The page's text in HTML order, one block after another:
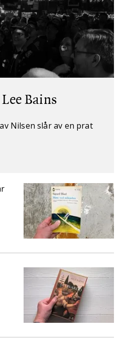
Bains
Nilsen slår av en prat